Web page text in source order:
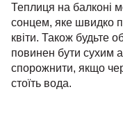
Теплиця на балконі
сонцем, яке швидко
квіти. Також будьте
повинен бути сухим
спорожнити, якщо
стоїть вода.